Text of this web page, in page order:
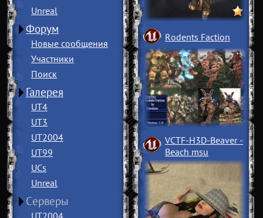
Unreal
Форум
Новые сообщения
Участники
Поиск
Галерея
UT4
UT3
UT2004
UT99
UCs
Unreal
Серверы
UT2004
Rodents Faction
VCTF-H3D-Beaver ­
Beach msu